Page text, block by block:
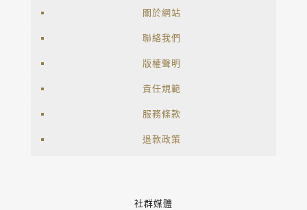
關於網站
聯絡我們
版權聲明
責任規範
服務條款
退款政策
社群媒體